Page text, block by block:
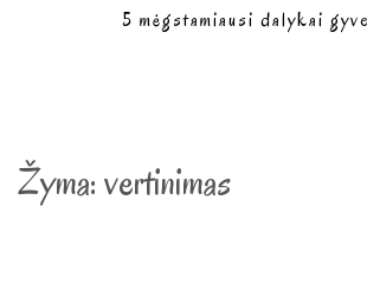
5 mėgstamiausi dalykai
Žyma:vertinimas